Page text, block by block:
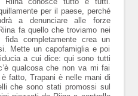
per il paese, perché
a denunciare alle forze
fa quello che troviamo nei
completamente crea un
Mette un capofamiglia e poi
a cui dice: qui sono tutti
qualcosa che non va mi fai
fatto, Trapani è nelle mani di
che sono stati promossi sul